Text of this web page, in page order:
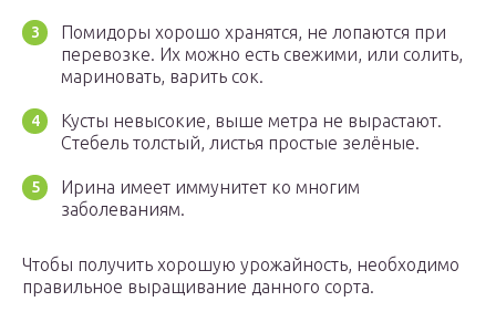
Помидоры хорошо хранятся, не лопаются при
перевозке. Их можно есть свежими, или солить,
мариновать, варить сок.
Кусты невысокие, выше метра не вырастают.
Стебель толстый, листья простые зелёные.
Ирина имеет иммунитет ко многим
заболеваниям.
Чтобы получить хорошую урожайность, необходимо
правильное выращивание данного сорта.